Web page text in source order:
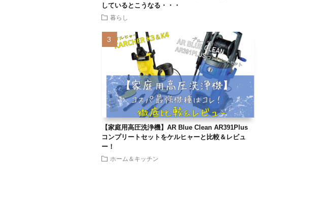
しているとこうなる・・・
暮らし
【家庭用高圧洗浄機】AR Blue Clean AR391Plus
コンプリートセットをケルヒャーと比較＆レビュ
ー！
ホーム＆キッチン